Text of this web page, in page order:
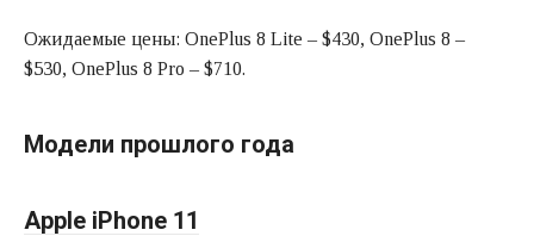
Ожидаемые цены: OnePlus 8 Lite – $430, OnePlus 8 –
$530, OnePlus 8 Pro – $710.
Модели прошлого года
Apple iPhone 11